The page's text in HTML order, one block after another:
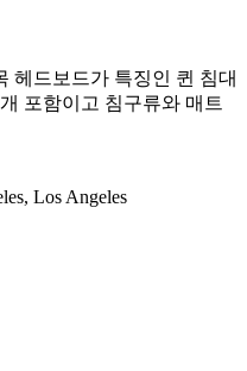
헤드보드가 특징인 퀸 침대
포함이고 침구류와 매트
Los Angeles